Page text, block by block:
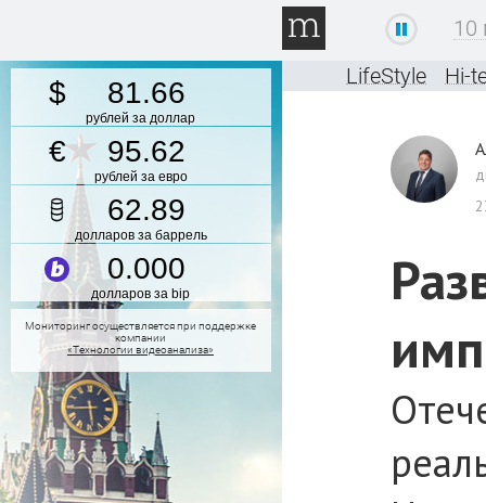
81.66
рублей за доллар
95.62
рублей за евро
62.89
долларов за баррель
0.000
долларов за bip
Мониторинг осуществляется при поддержке
компании
«Технологии видеоанализа»
10
LifeStyle
Hi-